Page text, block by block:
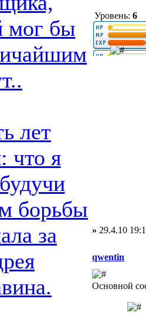
мог бы
лет
что я
борьбы
за
Уровень: 6
» 29.4.10
qwentin
Основной